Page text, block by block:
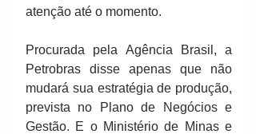
atenção até o momento.
Procurada pela Agência Brasil, a
Petrobras disse apenas que não
mudará sua estratégia de produção,
prevista no Plano de Negócios e
Gestão. E o Ministério de Minas e